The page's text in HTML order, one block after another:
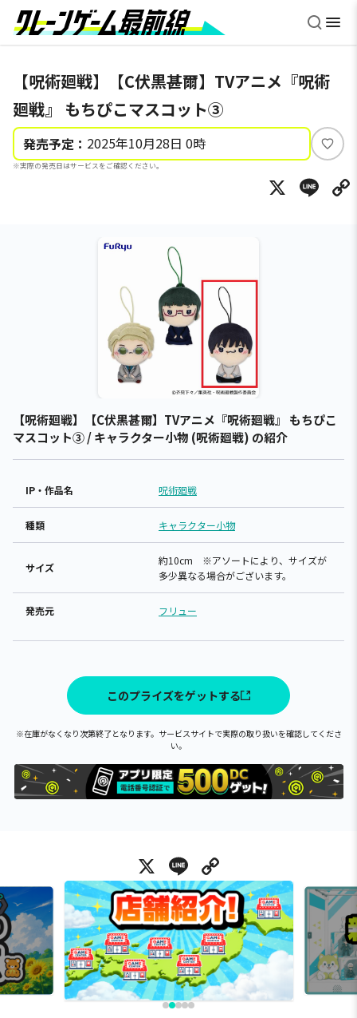
【呪術廻戦】【C伏黒甚爾】TVアニメ『呪術
廻戦』 もちぴこマスコット③
発売予定： 2025年10月28日 0時
※実際の発売日はサービスをご確認ください。
い
ね
X
【呪術廻戦】【C伏黒甚爾】TVアニメ『呪術廻戦』 もちぴこ
マスコット③ / キャラクター小物 (呪術廻戦) の紹介
IP・作品名 呪術廻戦
種類 キャラクター小物
サイズ
約10cm ※アソートにより、サイズが
多少異なる場合がございます。
発売元 フリュー
このプライズをゲットする
※在庫がなくなり次第終了となります。サービスサイトで実際の取り扱いを確認してくださ
い。
X Line